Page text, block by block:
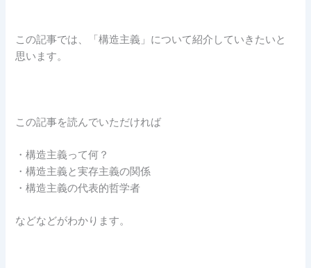
この記事では、「構造主義」について紹介していきたいと
思います。
この記事を読んでいただければ
・構造主義って何？
・構造主義と実存主義の関係
・構造主義の代表的哲学者
などなどがわかります。